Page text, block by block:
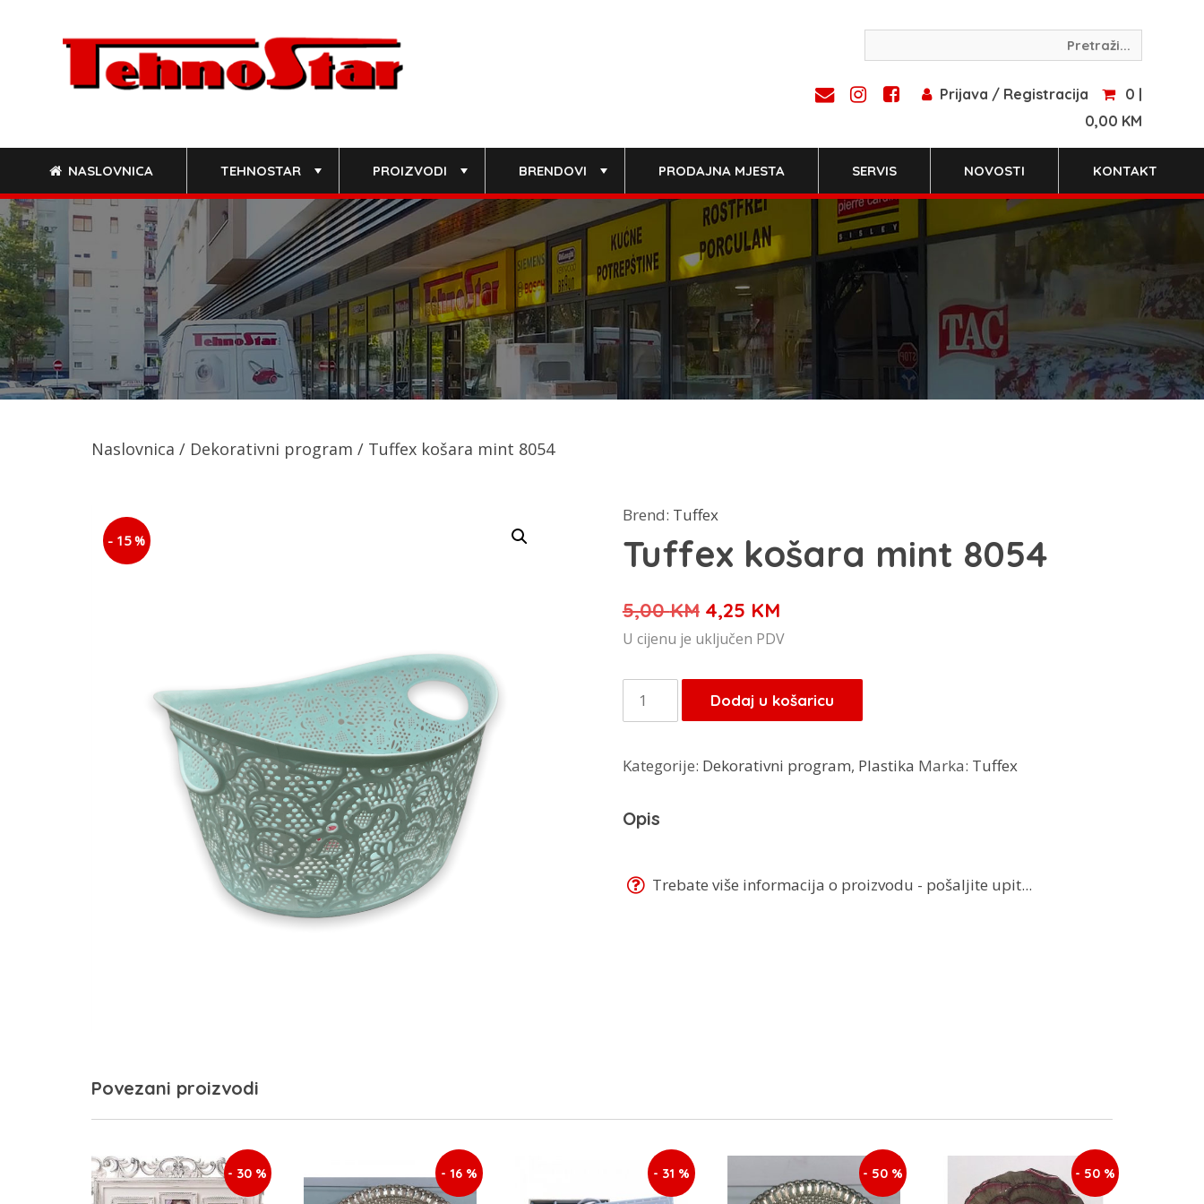
Prijava / Registracija
0 |
0,00 KM
NASLOVNICA TEHNOSTAR PROIZVODI BRENDOVI PRODAJNA MJESTA SERVIS NOVOSTI KONTAKT
Naslovnica / Dekorativni program / Tuffex košara mint 8054
- 15 %
Brend: Tuffex
Tuffex košara mint 8054
5,00KM Izvorna
cijena
je:
5,00 KM.
4,25 KMTrenutna
cijena
4,25 KM.
U cijenu je uključen PDV
Tuffex
košara
8054
Dodaj u košaricu
Kategorije: Dekorativni program, Plastika Marka: Tuffex
Opis
Trebate više informacija o proizvodu - pošaljite upit...
Povezani proizvodi
- 30 % - 16 % - 31 % - 50 % - 50 %